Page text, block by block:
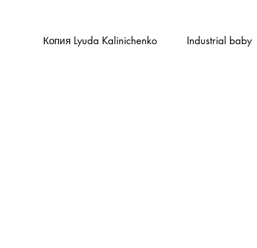
Копия Lyuda Kalinichenko Industrial baby